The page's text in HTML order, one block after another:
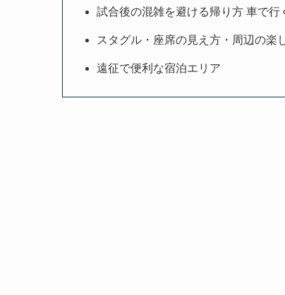
試合後の混雑を避ける帰り方 車で行
スタグル・座席の見え方・周辺の楽
遠征で便利な宿泊エリア